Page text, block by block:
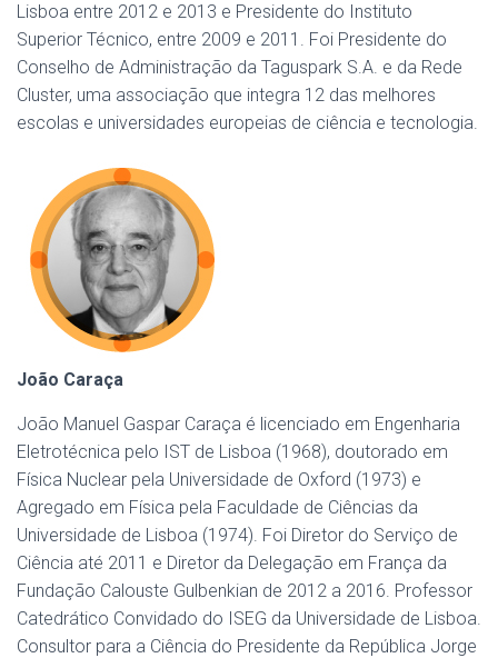
Lisboa entre 2012 e 2013 e Presidente do Instituto
Superior Técnico, entre 2009 e 2011. Foi Presidente do
Conselho de Administração da Taguspark S.A. e da Rede
Cluster, uma associação que integra 12 das melhores
escolas e universidades europeias de ciência e tecnologia.
João Caraça
João Manuel Gaspar Caraça é licenciado em Engenharia
Eletrotécnica pelo IST de Lisboa (1968), doutorado em
Física Nuclear pela Universidade de Oxford (1973) e
Agregado em Física pela Faculdade de Ciências da
Universidade de Lisboa (1974). Foi Diretor do Serviço de
Ciência até 2011 e Diretor da Delegação em França da
Fundação Calouste Gulbenkian de 2012 a 2016. Professor
Catedrático Convidado do ISEG da Universidade de Lisboa.
Consultor para a Ciência do Presidente da República Jorge